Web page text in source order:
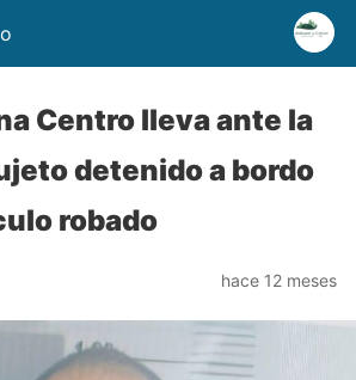
Centro lleva ante la
detenido a bordo
robado
hace 12 meses